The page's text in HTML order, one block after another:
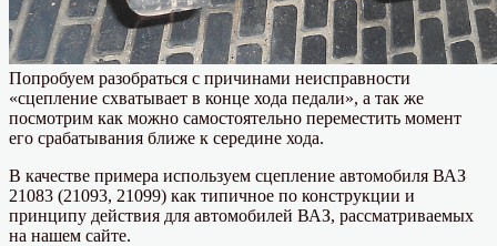
Попробуем разобраться с причинами неисправности
«сцепление схватывает в конце хода педали», а так же
посмотрим как можно самостоятельно переместить момент
его срабатывания ближе к середине хода.
В качестве примера используем сцепление автомобиля ВАЗ
21083 (21093, 21099) как типичное по конструкции и
принципу действия для автомобилей ВАЗ, рассматриваемых
на нашем сайте.